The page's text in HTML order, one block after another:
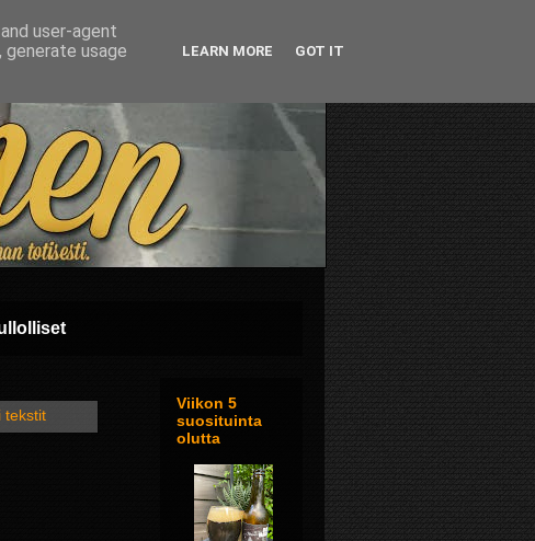
tekstit
Viikon 5
suosituinta
olutta
user-agent
usage
LEARN MORE GOT IT